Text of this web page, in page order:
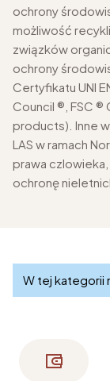
ochrony
możliwość
związków
ochrony
Certyfikatu UNI
Council ®, FSC
products). Inne
LAS w ramach
prawa
ochronę
Lista
W tej kategorii